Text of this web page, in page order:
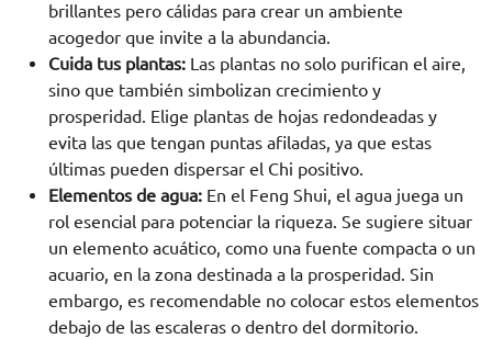
brillantes pero cálidas para crear un ambiente
acogedor que invite a la abundancia.
Cuida tus plantas: Las plantas no solo purifican el aire,
sino que también simbolizan crecimiento y
prosperidad. Elige plantas de hojas redondeadas y
evita las que tengan puntas afiladas, ya que estas
últimas pueden dispersar el Chi positivo.
Elementos de agua: En el Feng Shui, el agua juega un
rol esencial para potenciar la riqueza. Se sugiere situar
un elemento acuático, como una fuente compacta o un
acuario, en la zona destinada a la prosperidad. Sin
embargo, es recomendable no colocar estos elementos
debajo de las escaleras o dentro del dormitorio.